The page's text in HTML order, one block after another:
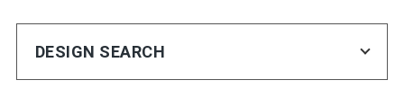
DESIGN SEARCH